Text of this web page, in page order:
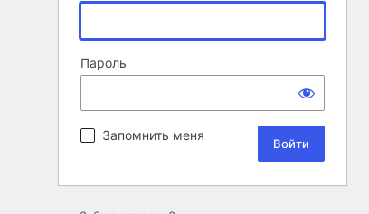
Пароль
Запомнить меня